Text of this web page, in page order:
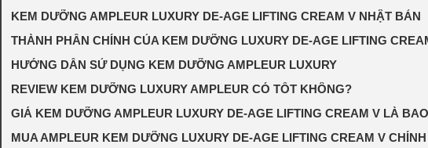
KEM DƯỠNG AMPLEUR LUXURY DE-AGE LIFTING CREAM V NHẬT BẢN
THÀNH PHẦN CHÍNH CỦA KEM DƯỠNG LUXURY DE-AGE LIFTING
HƯỚNG DẪN SỬ DỤNG KEM DƯỠNG AMPLEUR LUXURY
REVIEW KEM DƯỠNG LUXURY AMPLEUR CÓ TỐT KHÔNG?
GIÁ KEM DƯỠNG AMPLEUR LUXURY DE-AGE LIFTING CREAM V LÀ
MUA AMPLEUR KEM DƯỠNG LUXURY DE-AGE LIFTING CREAM V